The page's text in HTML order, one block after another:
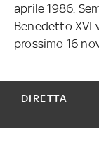
aprile 1986.
Benedetto XVI
prossimo 16
DIRETTA